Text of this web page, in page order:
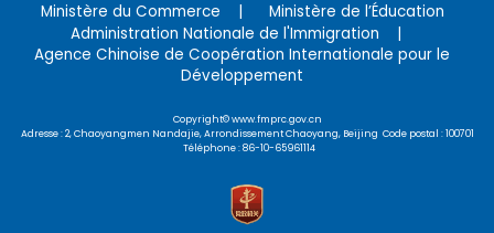
Ministère du Commerce
Ministère de l’Éducation
Administration Nationale de l'Immigration
Agence Chinoise de Coopération Internationale pour le
Développement
Copyright© www.fmprc.gov.cn
Adresse : 2, Chaoyangmen Nandajie, Arrondissement Chaoyang, Beijing Code postal : 100701
Téléphone : 86-10-65961114